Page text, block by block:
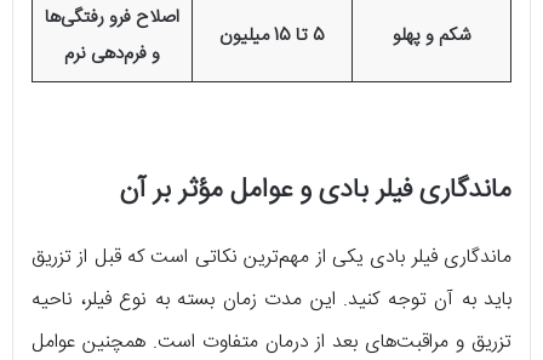
شکم و پهلو 5 تا 15 میلیون
اصلاح فرو رفتگی‌ها
و فرم‌دهی نرم
ماندگاری فیلر بادی و عوامل مؤثر بر آن
ماندگاری فیلر بادی یکی از مهم‌ترین نکاتی است که قبل از تزریق
باید به آن توجه کنید. این مدت زمان بسته به نوع فیلر، ناحیه
تزریق و مراقبت‌های بعد از درمان متفاوت است. همچنین عوامل